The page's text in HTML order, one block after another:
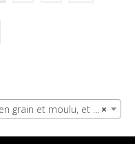
×
et moulu, et du thé (67)